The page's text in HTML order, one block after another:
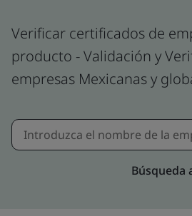
Verificar certificados de
producto - Validación y
empresas Mexicanas y
Búsqueda